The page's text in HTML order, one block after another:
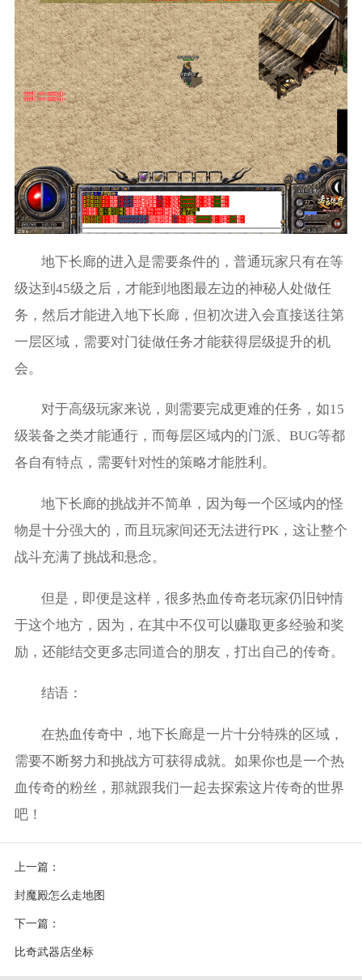
地下长廊的进入是需要条件的，普通玩家只有在等
级达到45级之后，才能到地图最左边的神秘人处做任
务，然后才能进入地下长廊，但初次进入会直接送往第
一层区域，需要对门徒做任务才能获得层级提升的机
会。
对于高级玩家来说，则需要完成更难的任务，如15
级装备之类才能通行，而每层区域内的门派、BUG等都
各自有特点，需要针对性的策略才能胜利。
地下长廊的挑战并不简单，因为每一个区域内的怪
物是十分强大的，而且玩家间还无法进行PK，这让整个
战斗充满了挑战和悬念。
但是，即便是这样，很多热血传奇老玩家仍旧钟情
于这个地方，因为，在其中不仅可以赚取更多经验和奖
励，还能结交更多志同道合的朋友，打出自己的传奇。
结语：
在热血传奇中，地下长廊是一片十分特殊的区域，
需要不断努力和挑战方可获得成就。如果你也是一个热
血传奇的粉丝，那就跟我们一起去探索这片传奇的世界
吧！
上一篇：
封魔殿怎么走地图
下一篇：
比奇武器店坐标